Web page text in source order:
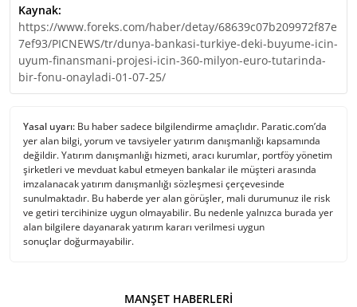
Kaynak:
https://www.foreks.com/haber/detay/68639c07b209972f87e
7ef93/PICNEWS/tr/dunya-bankasi-turkiye-deki-buyume-icin-
uyum-finansmani-projesi-icin-360-milyon-euro-tutarinda-
bir-fonu-onayladi-01-07-25/
Yasal uyarı: Bu haber sadece bilgilendirme amaçlıdır. Paratic.com’da
yer alan bilgi, yorum ve tavsiyeler yatırım danışmanlığı kapsamında
değildir. Yatırım danışmanlığı hizmeti, aracı kurumlar, portföy yönetim
şirketleri ve mevduat kabul etmeyen bankalar ile müşteri arasında
imzalanacak yatırım danışmanlığı sözleşmesi çerçevesinde
sunulmaktadır. Bu haberde yer alan görüşler, mali durumunuz ile risk
ve getiri tercihinize uygun olmayabilir. Bu nedenle yalnızca burada yer
alan bilgilere dayanarak yatırım kararı verilmesi uygun
sonuçlar doğurmayabilir.
MANŞET HABERLERI